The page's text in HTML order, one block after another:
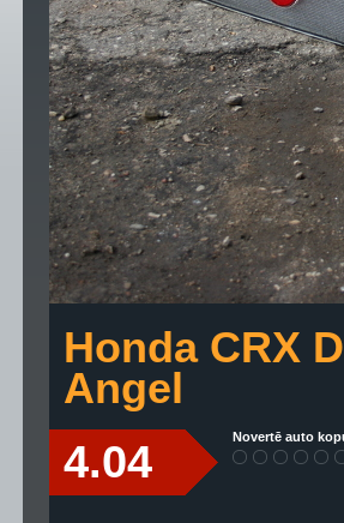
Honda CRX
Angel
4.04 Novertē auto